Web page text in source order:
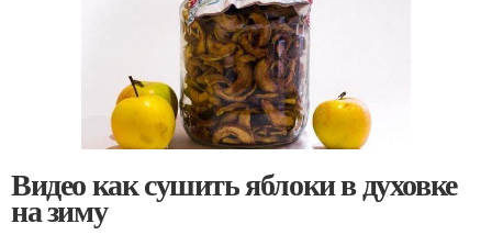
Видео как сушить яблоки в духовке
на зиму